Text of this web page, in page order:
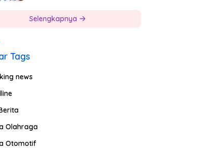
Selengkapnya
Tags
news
Olahraga
Otomotif